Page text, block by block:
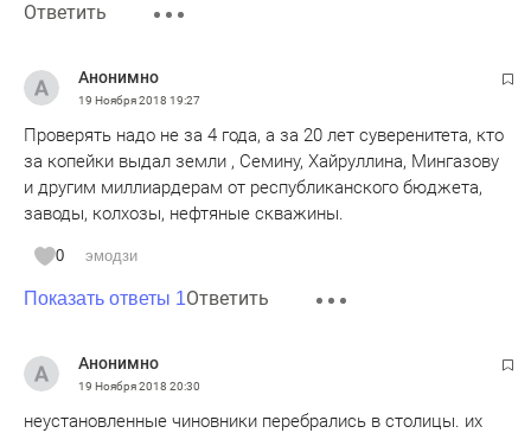
Ответить
Анонимно
19 Ноября 2018 19:27
Проверять надо не за 4 года, а за 20 лет суверенитета, кто
за копейки выдал земли , Семину, Хайруллина, Мингазову
и другим миллиардерам от республиканского бюджета,
заводы, колхозы, нефтяные скважины.
0 эмодзи
Показать ответы 1Ответить
Анонимно
19 Ноября 2018 20:30
неустановленные чиновники перебрались в столицы. их